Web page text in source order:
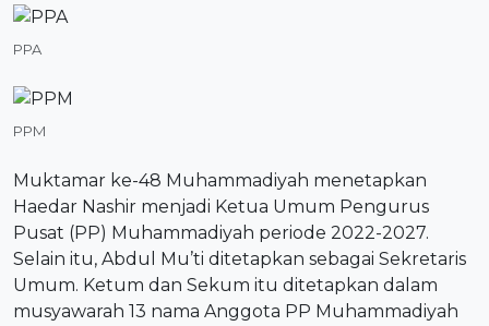
PPA
PPM
Muktamar ke-48 Muhammadiyah menetapkan
Haedar Nashir menjadi Ketua Umum Pengurus
Pusat (PP) Muhammadiyah periode 2022-2027.
Selain itu, Abdul Mu’ti ditetapkan sebagai Sekretaris
Umum. Ketum dan Sekum itu ditetapkan dalam
musyawarah 13 nama Anggota PP Muhammadiyah